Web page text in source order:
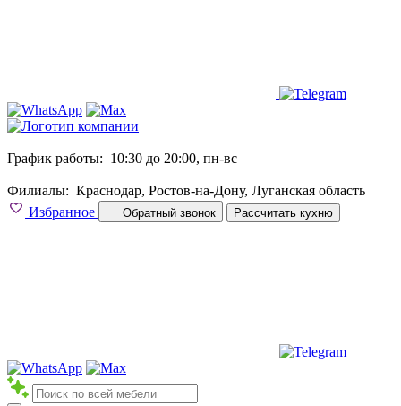
График работы: 10:30 до 20:00, пн-вс
Филиалы: Краснодар, Ростов-на-Дону, Луганская область
Избранное
Обратный звонок Рассчитать кухню